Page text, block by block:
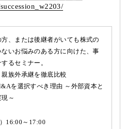
succession_w2203/
、または後継者がいても株式の
いお悩みのある方に向けた、事
るセミナー。
族外承継を徹底比較
を選択すべき理由 ～外部資本と
～
16:00～17:00